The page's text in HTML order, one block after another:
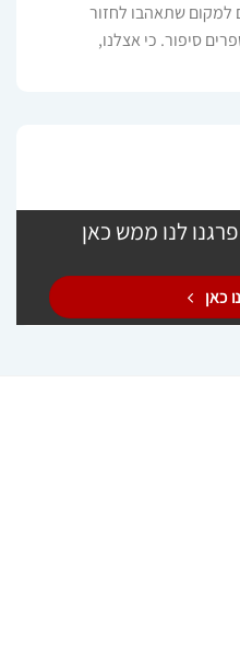
שתאהבו לחזור
סיפור. כי אצלנו,
לנו ממש כאן
כאן